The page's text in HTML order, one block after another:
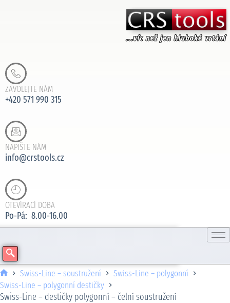
ZAVOLEJTE NÁM
+420 571 990 315
NAPIŠTE NÁM
info@crstools.cz
OTEVÍRACÍ DOBA
Po-Pá: 8.00-16.00
Swiss-Line – soustružení
Swiss-Line – polygonní
Swiss-Line – polygonní destičky
Swiss-Line – destičky polygonní – čelní soustružení